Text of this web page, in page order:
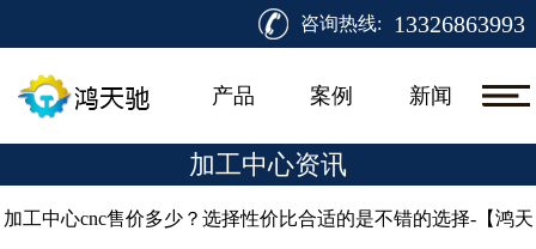
咨询热线: 13326863993
产品 案例 新闻
加工中心资讯
加工中心cnc售价多少？选择性价比合适的是不错的选择-【鸿天